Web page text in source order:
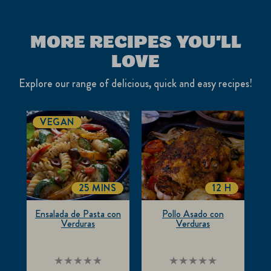
MORE RECIPES YOU'LL
LOVE
Explore our range of delicious, quick and easy recipes!
No
Ensalada de Pasta con
Verduras
VEGAN
COOKINGTIME
25 MINS
No
Pollo Asado con
Verduras
12 H